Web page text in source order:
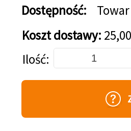
Dostępność:
Koszt dostawy:
Dodaj do koszyka
Ilość